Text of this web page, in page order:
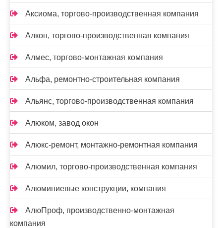
Аксиома, торгово-производственная компания
Алкон, торгово-производственная компания
Алмес, торгово-монтажная компания
Альфа, ремонтно-строительная компания
Альянс, торгово-производственная компания
Алюком, завод окон
Алюкс-ремонт, монтажно-ремонтная компания
Алюмил, торгово-производственная компания
Алюминиевые конструкции, компания
АлюПроф, производственно-монтажная
компания